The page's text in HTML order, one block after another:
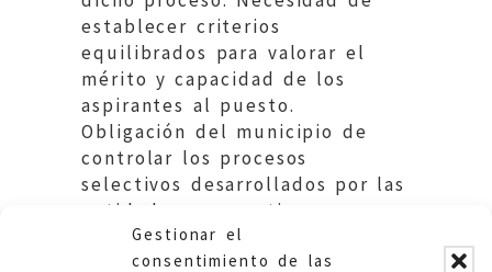
Gestionar el
consentimiento de las
establecer criterios
equilibrados para valorar el
mérito y capacidad de los
aspirantes al puesto.
Obligación del municipio de
controlar los procesos
selectivos desarrollados por las
entidades en que tiene
participación mayoritaria.